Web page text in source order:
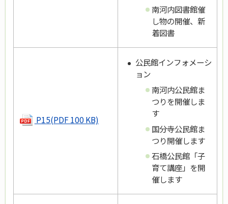
南河内図書館催
し物の開催、新
着図書
P15(PDF 100 KB)
公民館インフォメーシ
ョン
南河内公民館ま
つりを開催しま
す
国分寺公民館ま
つり開催します
石橋公民館「子
育て講座」を開
催します